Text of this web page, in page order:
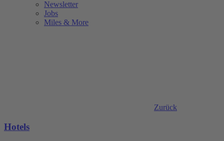
Newsletter
Jobs
Miles & More
Zurück
Hotels